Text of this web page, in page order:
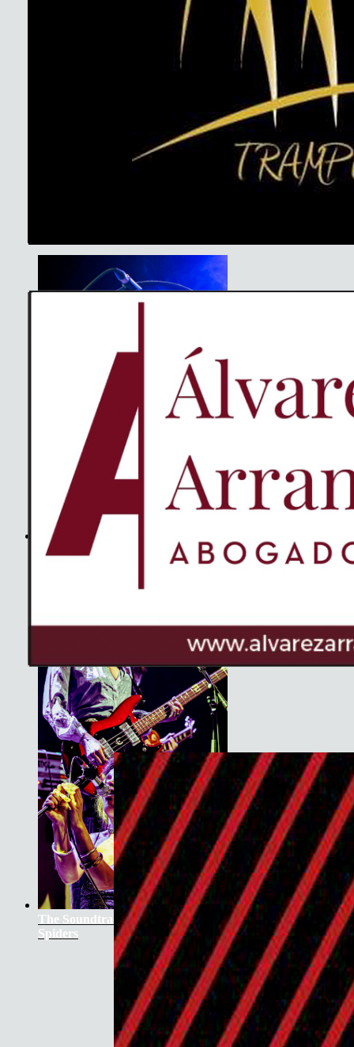
Basement Saints
The Soundtrack Of Our Lives +
Spiders